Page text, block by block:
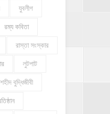
যুবলীগ
রম্য কবিতা
রাস্তা সংস্কার
লুটপাট
শহীদ বুদ্ধিজীবী